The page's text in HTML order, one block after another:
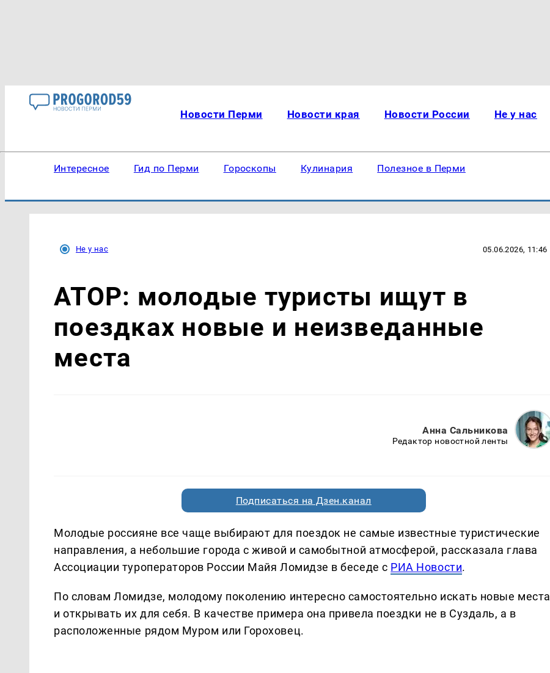
Новости Перми Новости края Новости России Не у нас
Интересное Гид по Перми Гороскопы Кулинария Полезное в Перми
Не у нас 05.06.2026, 11:46
АТОР: молодые туристы ищут в
поездках новые и неизведанные
места
Анна Сальникова
Редактор новостной ленты
Подписаться на Дзен.канал
Молодые россияне все чаще выбирают для поездок не самые известные туристические
направления, а небольшие города с живой и самобытной атмосферой, рассказала глава
Ассоциации туроператоров России Майя Ломидзе в беседе с РИА Новости.
По словам Ломидзе, молодому поколению интересно самостоятельно искать новые места
и открывать их для себя. В качестве примера она привела поездки не в Суздаль, а в
расположенные рядом Муром или Гороховец.